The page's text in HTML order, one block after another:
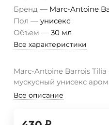
Бренд — Marc-Antoine
Пол — унисекс
Объем — 30 мл
Все характеристики
Marc-Antoine Barrois
мускусный унисекс
Все описание